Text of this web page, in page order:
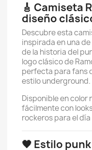
🎸 Camiseta
diseño
Descubre esta
inspirada en una
de la historia del
logo clásico de
perfecta para fans
estilo underground.
Disponible en color
fácilmente con
rockeros para el día
🖤 Estilo